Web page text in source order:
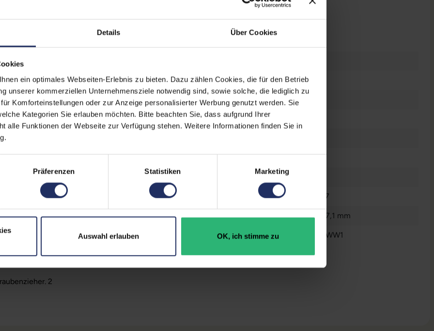
Details Über Cookies
ein optimales Webseiten-Erlebnis zu bieten. Dazu zählen Cookies, die für den Betrieb
unserer kommerziellen Unternehmensziele notwendig sind, sowie solche, die lediglich zu
Komforteinstellungen oder zur Anzeige personalisierter Werbung genutzt werden. Sie
Kategorien Sie erlauben möchten. Bitte beachten Sie, dass aufgrund Ihrer
alle Funktionen der Webseite zur Verfügung stehen. Weitere Informationen finden Sie in
Präferenzen Statistiken Marketing
Auswahl erlauben OK, ich stimme zu
Fairphone (Gen. 6) um
wechseln und dein Gerät
und dient als
mit einer Schutzhülle
Das
2
Technische Daten
Produkttyp: Fingerschlaufe
Passend für Modell: Fairphone 6
Farbe:
Passend für Hersteller: Fairphone
Zustand: Neu
GTIN/EAN: 8718819370277
Maße (LxBxH): 106,5 x 73,16 x 7,1 mm
Herstellernummer: F6FNGR-1WH-WW1